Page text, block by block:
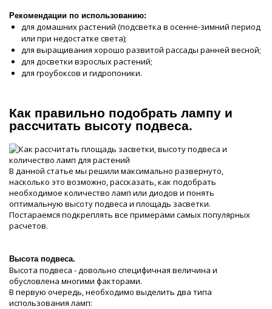
Рекомендации по использованию:
для домашних растений (подсветка в осенне-зимний период
или при недостатке света);
для выращивания хорошо развитой рассады ранней весной;
для досветки взрослых растений;
для гроубоксов и гидропоники.
Как правильно подобрать лампу и
рассчитать высоту подвеса.
В данной статье мы решили максимально развернуто,
насколько это возможно, рассказать, как подобрать
необходимое количество ламп или диодов и понять
оптимальную высоту подвеса и площадь засветки.
Постараемся подкреплять все примерами самых популярных
расчетов.
Высота подвеса.
Высота подвеса - довольно специфичная величина и
обусловлена многими факторами.
В первую очередь, необходимо выделить два типа
использования ламп: